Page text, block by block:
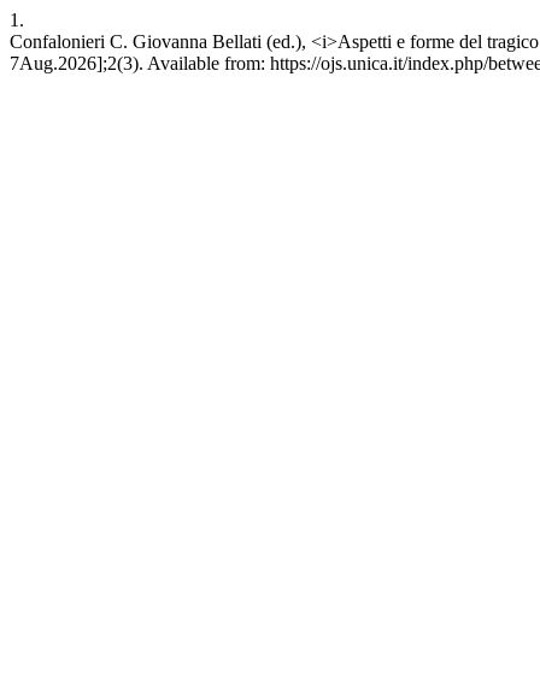
1.
Confalonieri C. Giovanna Bellati (ed.), <i>Aspetti e forme del
7Aug.2026];2(3). Available from: https://ojs.unica.it/index.php/